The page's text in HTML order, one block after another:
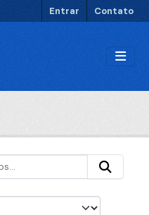
Entrar Contato